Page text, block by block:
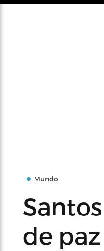
Mundo
de